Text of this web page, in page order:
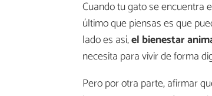
Cuando tu gato se encuentra
último que piensas es que
lado es así,el bienestar
necesita para vivir de forma
Pero por otra parte, afirmar